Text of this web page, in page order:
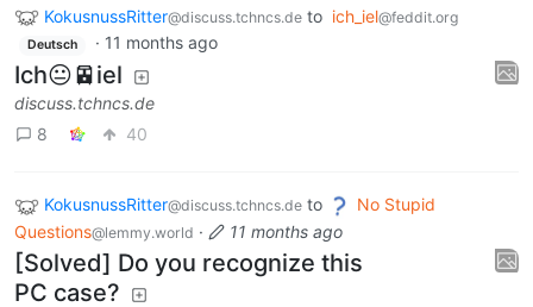
KokusnussRitter@discuss.tchncs.de to ich_iel@feddit.org
Deutsch · 11 months ago
Ich😐🚈iel
discuss.tchncs.de
8
40
KokusnussRitter@discuss.tchncs.de to
No Stupid
Questions@lemmy.world · 11 months ago
[Solved] Do you recognize this
PC case?